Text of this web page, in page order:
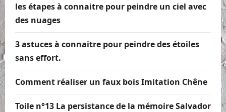
les étapes à connaitre pour peindre un ciel avec
des nuages
3 astuces à connaitre pour peindre des étoiles
sans effort.
Comment réaliser un faux bois Imitation Chêne
Toile n°13 La persistance de la mémoire Salvador